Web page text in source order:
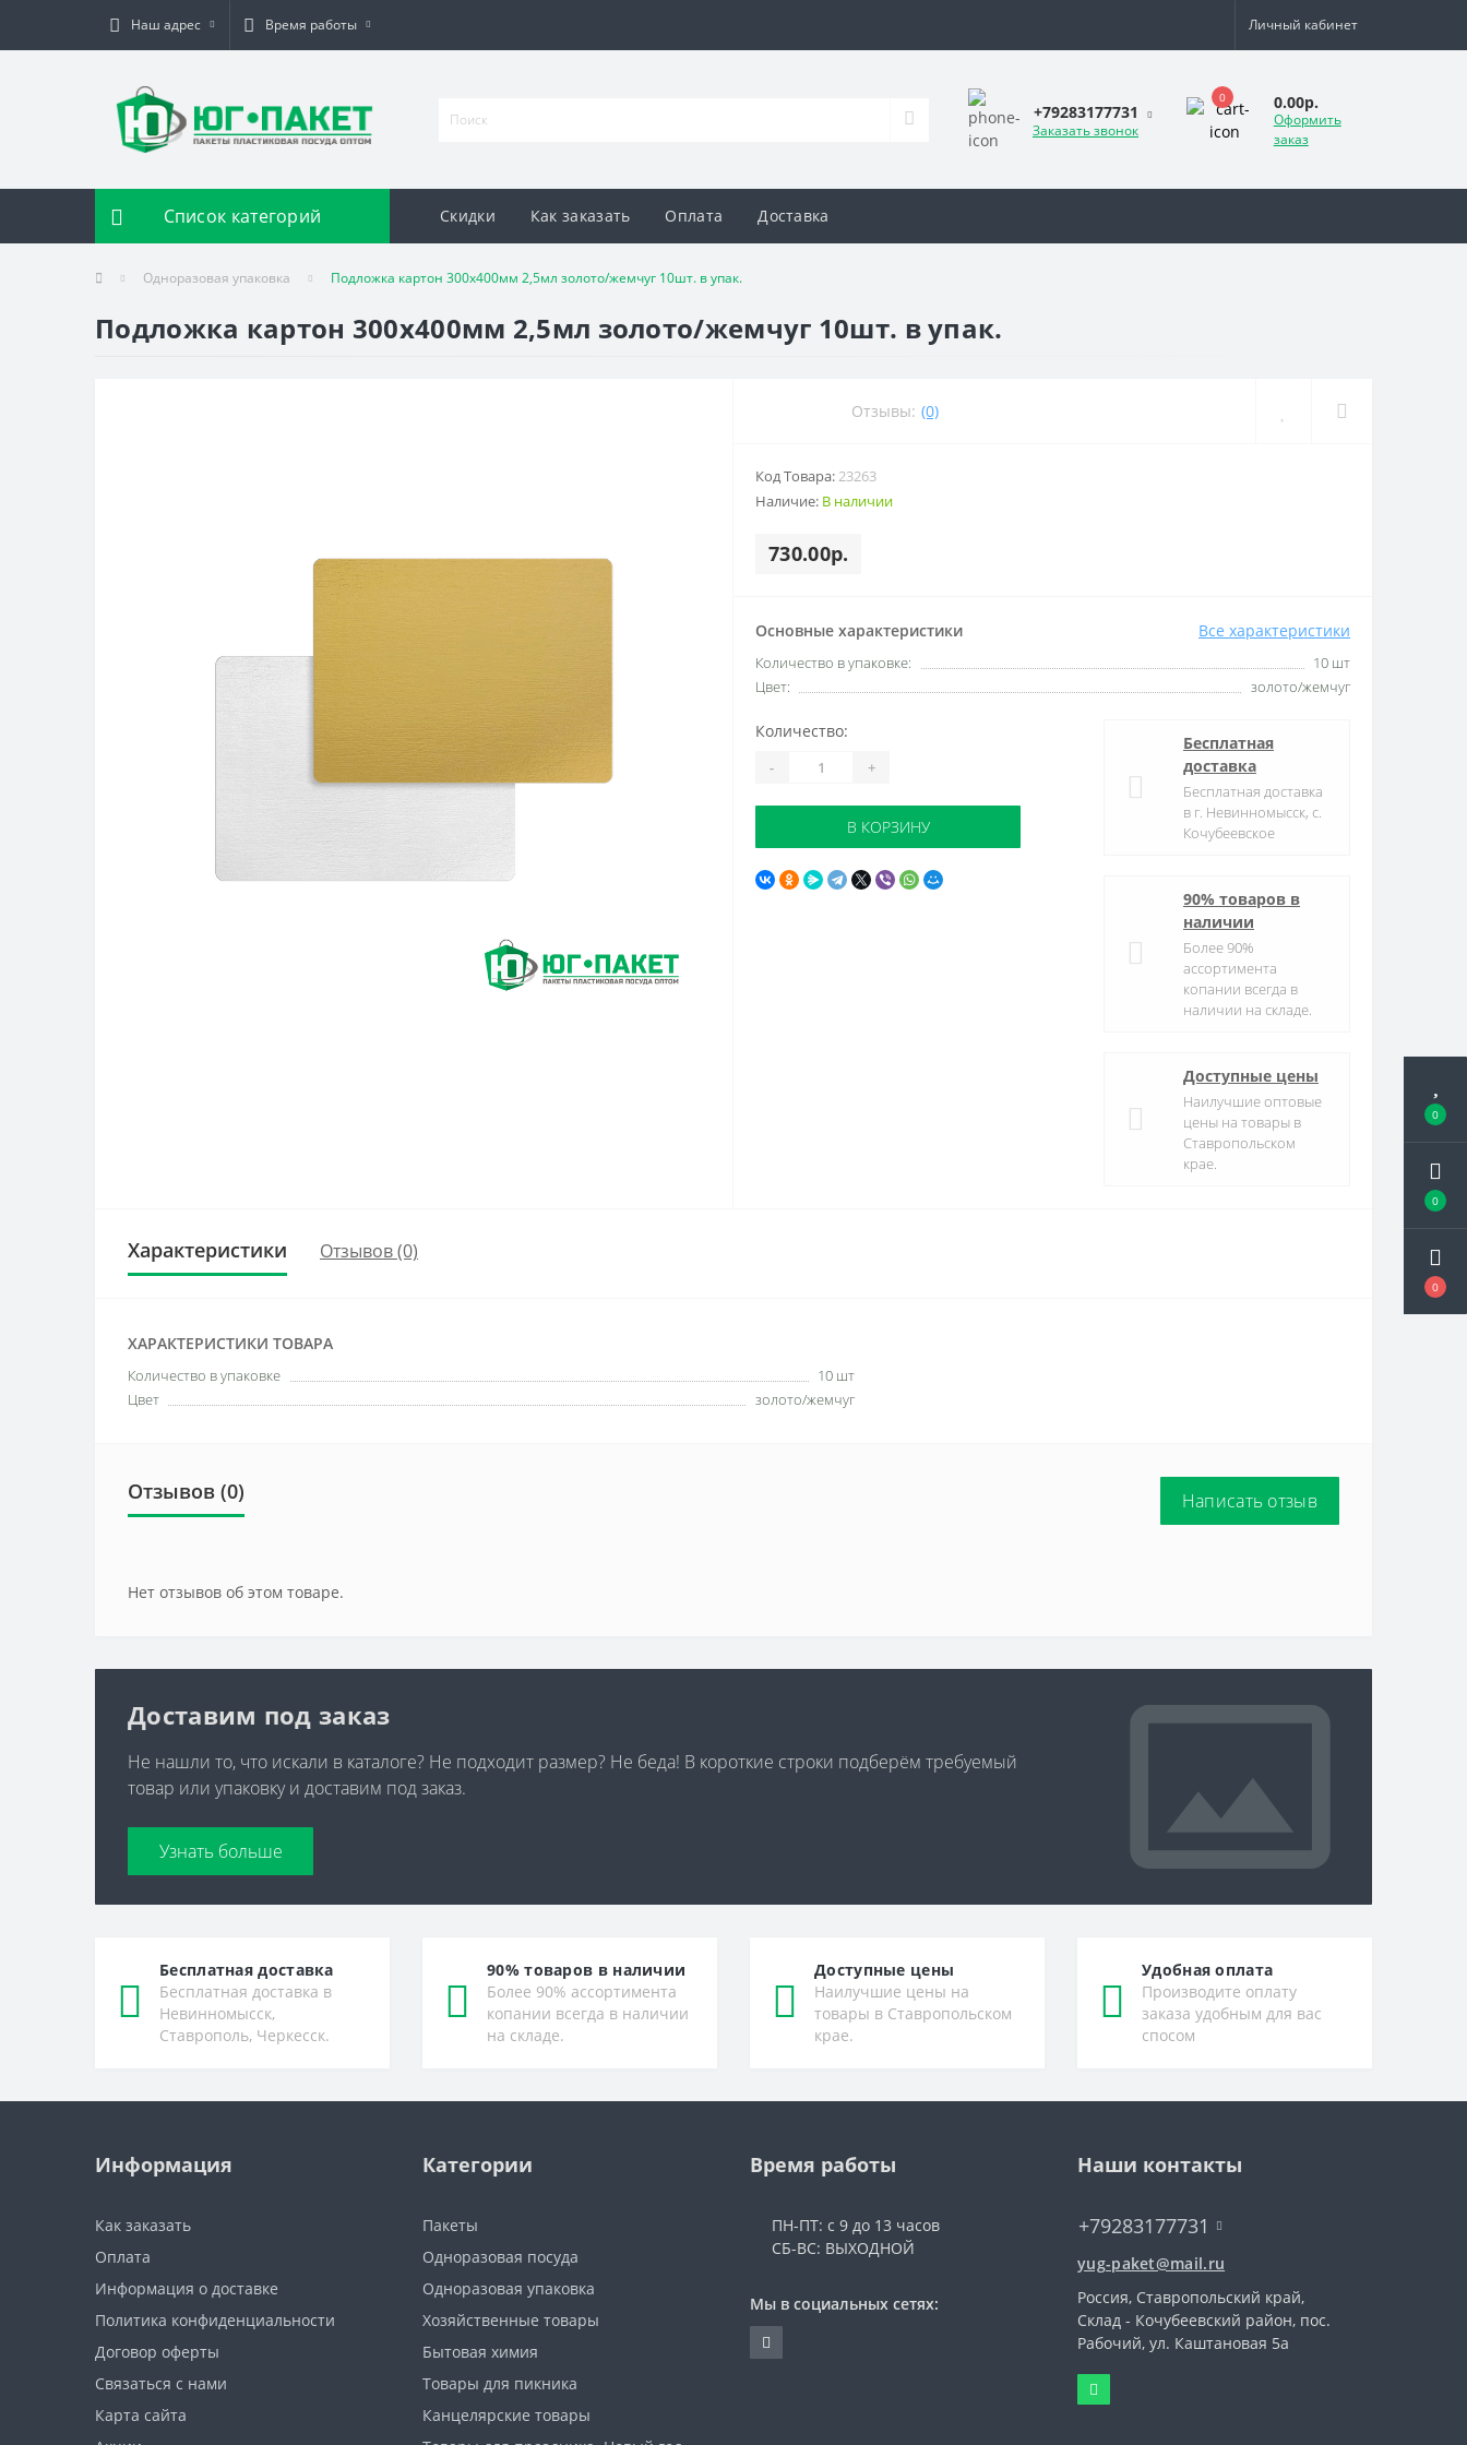
0
0
0
Наш адрес Время работы Личный кабинет
+79283177731
Заказать звонок
0 0.00р.
Оформить
заказ
Список категорий Скидки Как заказать Оплата Доставка
Одноразовая упаковка Подложка картон 300х400мм 2,5мл золото/жемчуг 10шт. в упак.
Подложка картон 300х400мм 2,5мл золото/жемчуг 10шт. в упак.
Отзывы: (0)
Код Товара:23263
Наличие: В наличии
730.00р.
Основные характеристики Все характеристики
Количество в упаковке:
10 шт
Цвет:
золото/жемчуг
Количество:
- +
В КОРЗИНУ
Бесплатная
доставка
Бесплатная доставка
в г. Невинномысск, с.
Кочубеевское
90% товаров в
наличии
Более 90%
ассортимента
копании всегда в
наличии на складе.
Доступные цены
Наилучшие оптовые
цены на товары в
Ставропольском
крае.
Характеристики Отзывов (0)
ХАРАКТЕРИСТИКИ ТОВАРА
Количество в упаковке
10 шт
Цвет
золото/жемчуг
Отзывов (0) Написать отзыв
Нет отзывов об этом товаре.
Доставим под заказ
Не нашли то, что искали в каталоге? Не подходит размер? Не беда! В короткие строки подберём требуемый
товар или упаковку и доставим под заказ.
Узнать больше
Бесплатная доставка
Бесплатная доставка в
Невинномысск,
Ставрополь, Черкесск.
90% товаров в наличии
Более 90% ассортимента
копании всегда в наличии
на складе.
Доступные цены
Наилучшие цены на
товары в Ставропольском
крае.
Удобная оплата
Производите оплату
заказа удобным для вас
спосом
Информация
Как заказать
Оплата
Информация о доставке
Политика конфиденциальности
Договор оферты
Связаться с нами
Карта сайта
Категории
Пакеты
Одноразовая посуда
Одноразовая упаковка
Хозяйственные товары
Бытовая химия
Товары для пикника
Канцелярские товары
Время работы
ПН-ПТ: с 9 до 13 часов
СБ-ВС: ВЫХОДНОЙ
Мы в социальных сетях:
Наши контакты
+79283177731
yug-paket@mail.ru
Россия, Ставропольский край,
Склад - Кочубеевский район, пос.
Рабочий, ул. Каштановая 5а